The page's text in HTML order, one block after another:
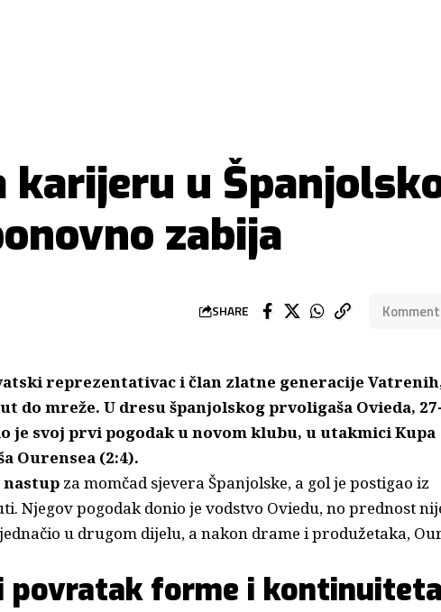
karijeru u
zabija
SHARE
reprezentativac i član zlatne generacije
do mreže. U dresu španjolskog prvoligaša Ovieda, 27-
je svoj prvi pogodak u novom klubu, u utakmici Kupa
Ourensea (2:4).
nastup za momčad sjevera Španjolske, a gol je postigao iz
Njegov pogodak donio je vodstvo Oviedu, no prednost
u drugom dijelu, a nakon drame i produžetaka,
povratak forme i kontinuiteta